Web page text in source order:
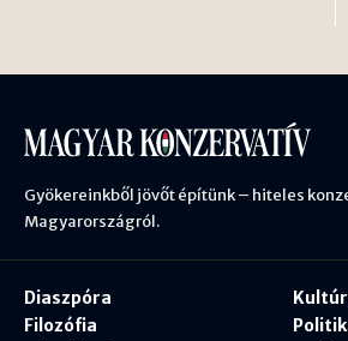
Gyökereinkből jövőt építünk – hiteles
Magyarországról.
Diaszpóra
Filozófia